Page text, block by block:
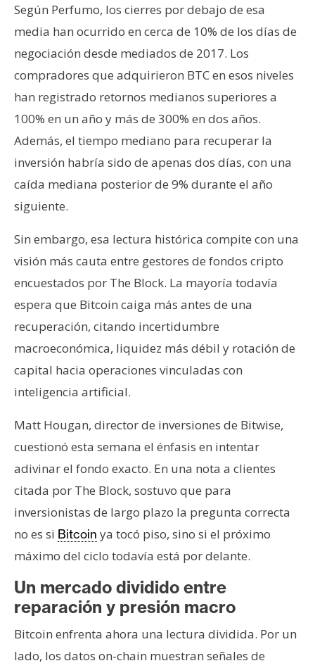
Según Perfumo, los cierres por debajo de esa
media han ocurrido en cerca de 10% de los días de
negociación desde mediados de 2017. Los
compradores que adquirieron BTC en esos niveles
han registrado retornos medianos superiores a
100% en un año y más de 300% en dos años.
Además, el tiempo mediano para recuperar la
inversión habría sido de apenas dos días, con una
caída mediana posterior de 9% durante el año
siguiente.
Sin embargo, esa lectura histórica compite con una
visión más cauta entre gestores de fondos cripto
encuestados por The Block. La mayoría todavía
espera que Bitcoin caiga más antes de una
recuperación, citando incertidumbre
macroeconómica, liquidez más débil y rotación de
capital hacia operaciones vinculadas con
inteligencia artificial.
Matt Hougan, director de inversiones de Bitwise,
cuestionó esta semana el énfasis en intentar
adivinar el fondo exacto. En una nota a clientes
citada por The Block, sostuvo que para
inversionistas de largo plazo la pregunta correcta
no es si Bitcoin ya tocó piso, sino si el próximo
máximo del ciclo todavía está por delante.
Un mercado dividido entre
reparación y presión macro
Bitcoin enfrenta ahora una lectura dividida. Por un
lado, los datos on-chain muestran señales de